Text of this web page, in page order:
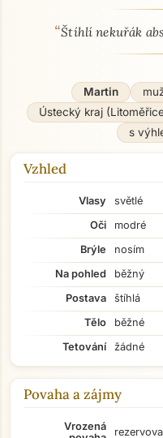
O mně - seznamka profil
“Štíhlí nekuřák
Martin
Ústecký kraj
s
Vzhled
Vlasy
světlé
Oči
modré
Brýle
nosím
Na pohled
běžný
Postava
štíhlá
Tělo
běžné
Tetování
žádné
Povaha a zájmy
Vrozená